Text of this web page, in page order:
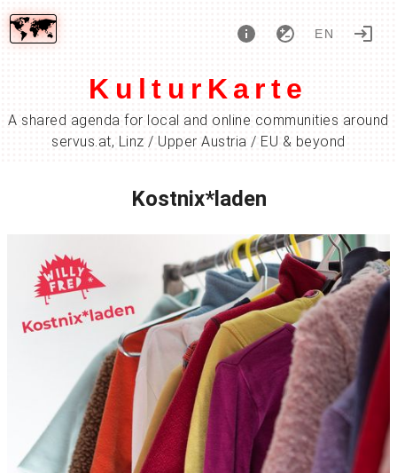
EN
KulturKarte
A shared agenda for local and online communities around
servus.at, Linz / Upper Austria / EU & beyond
Kostnix*laden